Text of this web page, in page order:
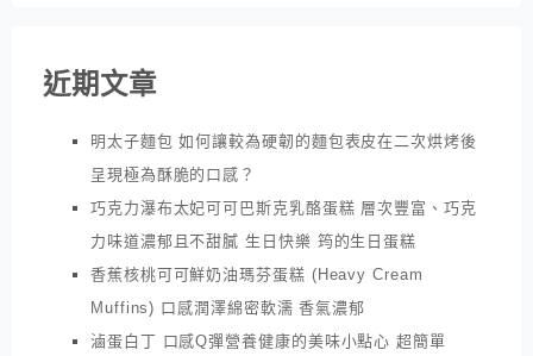
近期文章
明太子麵包 如何讓較為硬韌的麵包表皮在二次烘烤後
呈現極為酥脆的口感？
巧克力瀑布太妃可可巴斯克乳酪蛋糕 層次豐富、巧克
力味道濃郁且不甜膩 生日快樂 筠的生日蛋糕
香蕉核桃可可鮮奶油瑪芬蛋糕 (Heavy Cream
Muffins) 口感潤澤綿密軟濡 香氣濃郁
滷蛋白丁 口感Q彈營養健康的美味小點心 超簡單